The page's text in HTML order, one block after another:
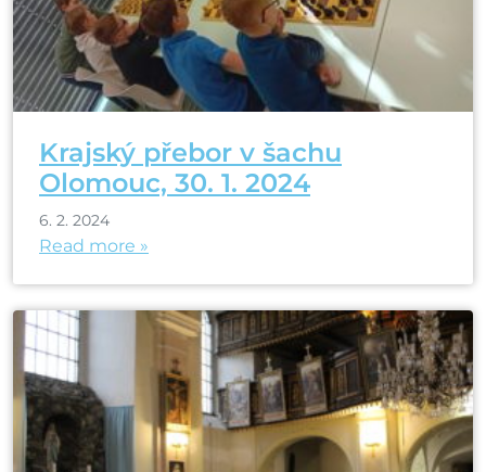
Krajský přebor v šachu
Olomouc, 30. 1. 2024
6. 2. 2024
Read more »